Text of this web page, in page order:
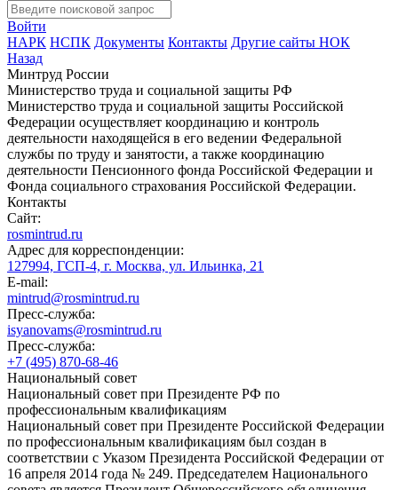
Войти
НАРК НСПК Документы Контакты Другие сайты НОК
Назад
Минтруд России
Министерство труда и социальной защиты РФ
Министерство труда и социальной защиты Российской
Федерации осуществляет координацию и контроль
деятельности находящейся в его ведении Федеральной
службы по труду и занятости, а также координацию
деятельности Пенсионного фонда Российской Федерации и
Фонда социального страхования Российской Федерации.
Контакты
Сайт:
rosmintrud.ru
Адрес для корреспонденции:
127994, ГСП-4, г. Москва, ул. Ильинка, 21
E-mail:
mintrud@rosmintrud.ru
Пресс-служба:
isyanovams@rosmintrud.ru
Пресс-служба:
+7 (495) 870-68-46
Национальный совет
Национальный совет при Президенте РФ по
профессиональным квалификациям
Национальный совет при Президенте Российской Федерации
по профессиональным квалификациям был создан в
соответствии с Указом Президента Российской Федерации от
16 апреля 2014 года № 249. Председателем Национального